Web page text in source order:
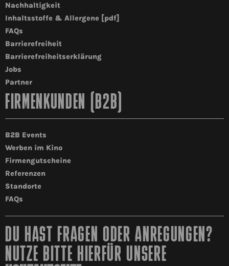
Nachhaltigkeit
Inhaltsstoffe & Allergene [pdf]
FAQs
Barrierefreiheit
Barrierefreiheitserklärung
Jobs
Partner
FIRMENKUNDEN (B2B)
B2B Events
Werben im Kino
Firmengutscheine
Referenzen
Standorte
FAQs
DU HAST FRAGEN ODER ANREGUNGEN?
NUTZE BITTE HIERFÜR UNSERE